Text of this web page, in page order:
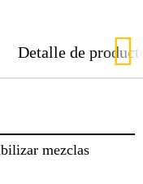
Detalle de
mezclas